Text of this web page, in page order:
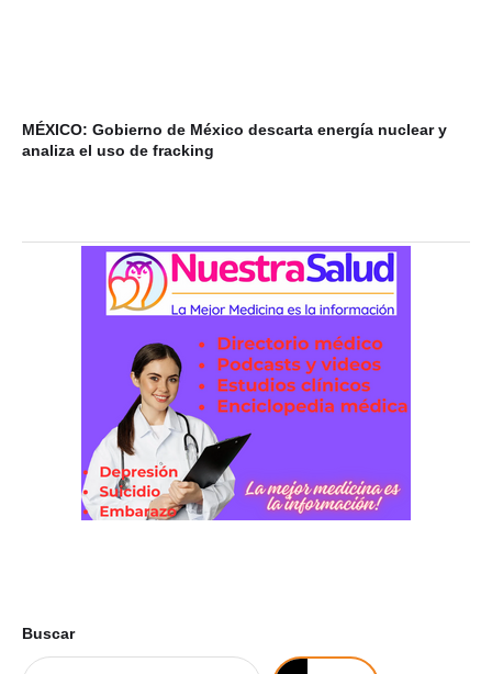
MÉXICO: Gobierno de México descarta energía nuclear y
analiza el uso de fracking
Buscar